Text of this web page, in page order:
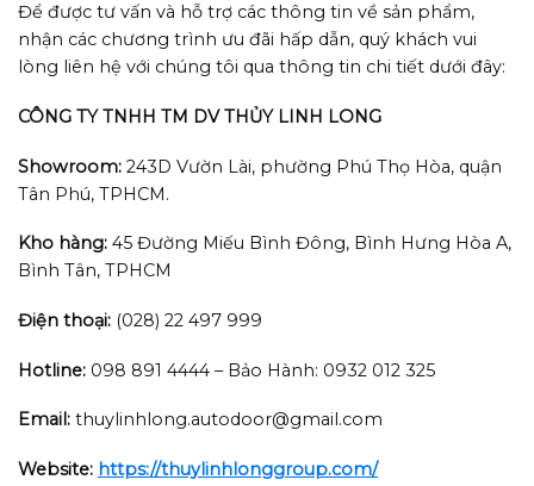
Để được tư vấn và hỗ trợ các thông tin về sản phẩm,
nhận các chương trình ưu đãi hấp dẫn, quý khách vui
lòng liên hệ với chúng tôi qua thông tin chi tiết dưới đây:
CÔNG TY TNHH TM DV THỦY LINH LONG
Showroom: 243D Vườn Lài, phường Phú Thọ Hòa, quận
Tân Phú, TPHCM.
Kho hàng: 45 Đường Miếu Bình Đông, Bình Hưng Hòa A,
Bình Tân, TPHCM
Điện thoại: (028) 22 497 999
Hotline: 098 891 4444 – Bảo Hành: 0932 012 325
Email: thuylinhlong.autodoor@gmail.com
Website: https://thuylinhlonggroup.com/